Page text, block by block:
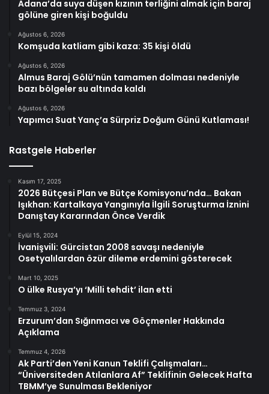
Adana’da suya düşen kızının terliğini almak için baraj
gölüne giren kişi boğuldu
Ağustos 6, 2026
Komşuda katliam gibi kaza: 35 kişi öldü
Ağustos 6, 2026
Almus Baraj Gölü’nün tamamen dolması nedeniyle
bazı bölgeler su altında kaldı
Ağustos 6, 2026
Yapımcı Suat Yanç’a Sürpriz Doğum Günü Kutlaması!
Rastgele Haberler
Kasım 17, 2025
2026 Bütçesi Plan ve Bütçe Komisyonu’nda… Bakan
Işıkhan: Kartalkaya Yangınıyla İlgili Soruşturma İznini
Danıştay Kararından Önce Verdik
Eylül 15, 2024
İvanişvili: Gürcistan 2008 savaşı nedeniyle
Osetyalılardan özür dileme erdemini gösterecek
Mart 10, 2025
O ülke Rusya’yı ‘Milli tehdit’ ilan etti
Temmuz 3, 2024
Erzurum’dan Sığınmacı ve Göçmenler Hakkında
Açıklama
Temmuz 4, 2026
Ak Parti’den Yeni Kanun Teklifi Çalışmaları…
“Üniversiteden Atılanlara Af” Teklifinin Gelecek Hafta
TBMM’ye Sunulması Bekleniyor